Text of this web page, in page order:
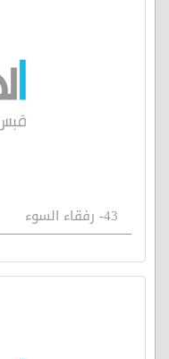
43- رفقاء السوء